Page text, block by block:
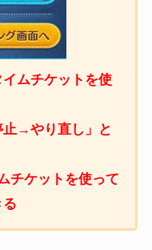
イムチケットを使
止→やり直し」と
チケットを使って